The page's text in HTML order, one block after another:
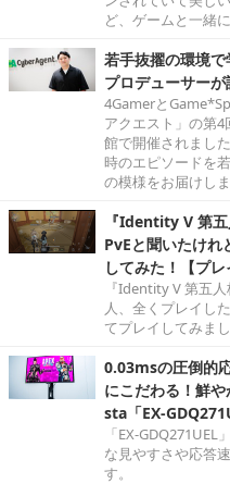
ど、ゲームと一緒
若手抜擢の環境
プロデューサー
4Gamerと
アクエスト」の第
館で開催されまし
時のエピソードを
の模様をお届けしま
『Identity V 第
PvEと聞いたけ
してみた！【プレ
『Identity V 第五
人、全くプレイし
てプレイしてみまし
0.03msの圧倒的
にこだわる！鮮
sta「EX-
「EX-
な見やすさや応答
す。